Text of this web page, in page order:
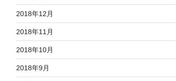
2018年12月
2018年11月
2018年10月
2018年9月